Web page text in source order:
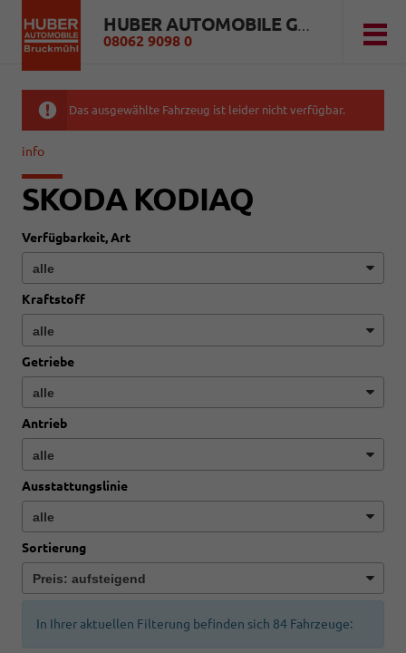
HUBER AUTOMOBILE GMBH
08062 9098 0
Das ausgewählte Fahrzeug ist leider nicht verfügbar.
info
SKODA KODIAQ
Verfügbarkeit, Art
Kraftstoff
Getriebe
Antrieb
Ausstattungslinie
Sortierung
In Ihrer aktuellen Filterung befinden sich 84 Fahrzeuge: